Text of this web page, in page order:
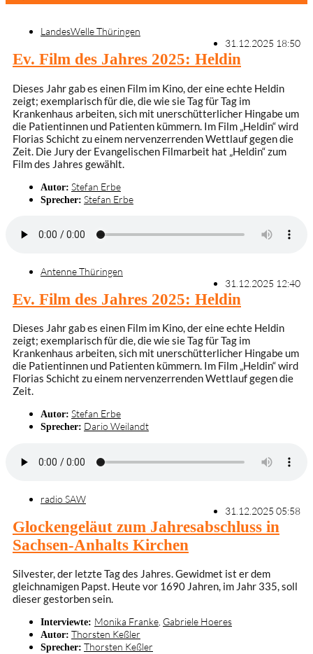
LandesWelle Thüringen
31.12.2025 18:50
Ev. Film des Jahres 2025: Heldin
Dieses Jahr gab es einen Film im Kino, der eine echte Heldin
zeigt; exemplarisch für die, die wie sie Tag für Tag im
Krankenhaus arbeiten, sich mit unerschütterlicher Hingabe um
die Patientinnen und Patienten kümmern. Im Film „Heldin“ wird
Florias Schicht zu einem nervenzerrenden Wettlauf gegen die
Zeit. Die Jury der Evangelischen Filmarbeit hat „Heldin“ zum
Film des Jahres gewählt.
Autor: Stefan Erbe
Sprecher: Stefan Erbe
Antenne Thüringen
31.12.2025 12:40
Ev. Film des Jahres 2025: Heldin
Dieses Jahr gab es einen Film im Kino, der eine echte Heldin
zeigt; exemplarisch für die, die wie sie Tag für Tag im
Krankenhaus arbeiten, sich mit unerschütterlicher Hingabe um
die Patientinnen und Patienten kümmern. Im Film „Heldin“ wird
Florias Schicht zu einem nervenzerrenden Wettlauf gegen die
Zeit.
Autor: Stefan Erbe
Sprecher: Dario Weilandt
radio SAW
31.12.2025 05:58
Glockengeläut zum Jahresabschluss in
Sachsen-Anhalts Kirchen
Silvester, der letzte Tag des Jahres. Gewidmet ist er dem
gleichnamigen Papst. Heute vor 1690 Jahren, im Jahr 335, soll
dieser gestorben sein.
Interviewte: Monika Franke Gabriele Hoeres
Autor: Thorsten Keßler
Sprecher: Thorsten Keßler